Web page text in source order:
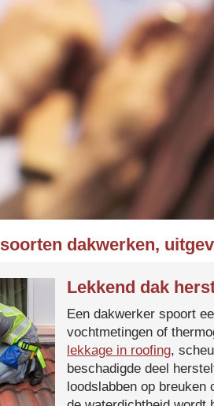
dakwerken,
Lekkend dak
Een dakwerker spoort
vochtmetingen of
lekkage in roofing,
beschadigde deel
loodslabben op